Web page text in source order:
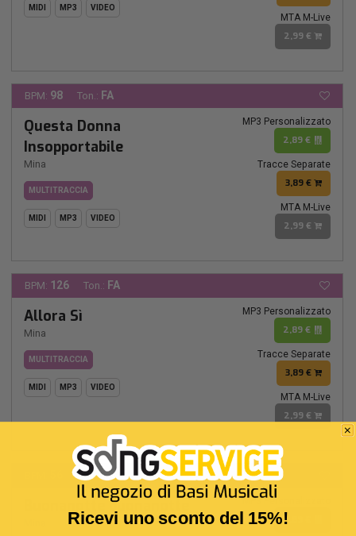
MIDI MP3 VIDEO
MTA M-Live
2,99 €
BPM: 98 Ton.: FA
Questa Donna
Insopportabile
Mina
MULTITRACCIA
MIDI MP3 VIDEO
MP3 Personalizzato
2,89 €
Tracce Separate
3,89 €
MTA M-Live
2,99 €
BPM: 126 Ton.: FA
Allora Sì
Mina
MULTITRACCIA
MIDI MP3 VIDEO
MP3 Personalizzato
2,89 €
Tracce Separate
3,89 €
MTA M-Live
2,99 €
Ton.:LA-
Buonanotte buonanotte MP3 Personalizzato
2,89 €
Ricevi uno sconto del 15%!